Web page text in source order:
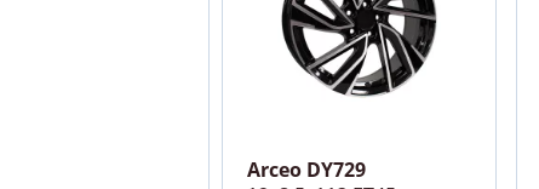
Arceo DY729